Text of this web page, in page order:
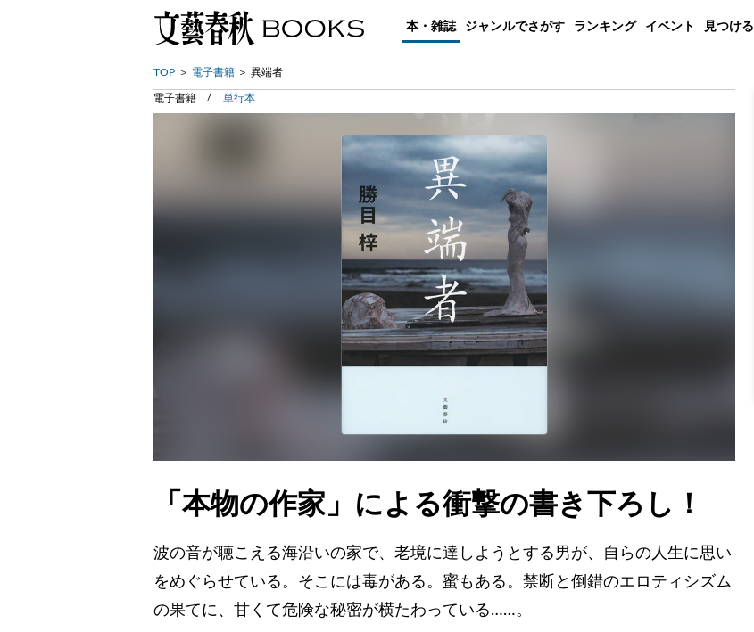
本・雑誌 ジャンルでさがす ランキング イベント 見つける
TOP 電子書籍 異端者
電子書籍 単行本
「本物の作家」による衝撃の書き下ろし！
波の音が聴こえる海沿いの家で、老境に達しようとする男が、自らの人生に思い
をめぐらせている。そこには毒がある。蜜もある。禁断と倒錯のエロティシズム
の果てに、甘くて危険な秘密が横たわっている……。